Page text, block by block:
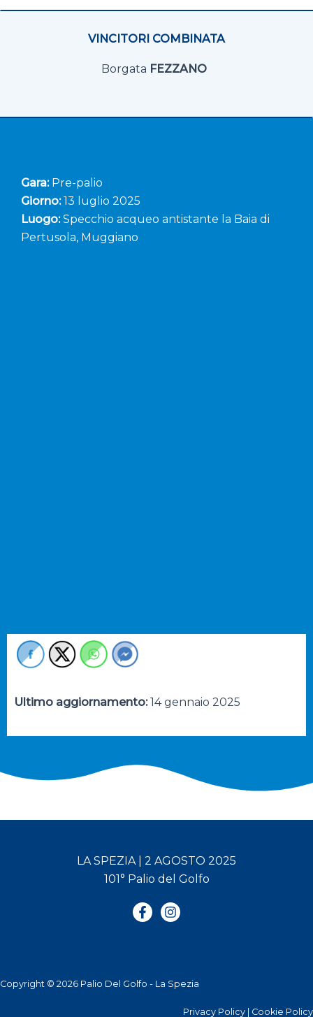
VINCITORI COMBINATA
Borgata FEZZANO
Gara:Pre-palio
Giorno:13 luglio 2025
Luogo:Specchio acqueo antistante la Baia di
Pertusola, Muggiano
Ultimo aggiornamento:14 gennaio 2025
LA SPEZIA | 2 AGOSTO 2025
101° Palio del Golfo
Copyright © 2026 Palio Del Golfo - La Spezia
Privacy Policy Cookie Policy